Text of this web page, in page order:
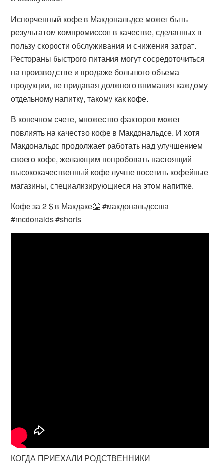
Испорченный кофе в Макдональдсе может быть
результатом компромиссов в качестве, сделанных в
пользу скорости обслуживания и снижения затрат.
Рестораны быстрого питания могут сосредоточиться
на производстве и продаже большого объема
продукции, не придавая должного внимания каждому
отдельному напитку, такому как кофе.
В конечном счете, множество факторов может
повлиять на качество кофе в Макдональдсе. И хотя
Макдональдс продолжает работать над улучшением
своего кофе, желающим попробовать настоящий
высококачественный кофе лучше посетить кофейные
магазины, специализирующиеся на этом напитке.
Кофе за 2 $ в Макдаке🤮 #макдональдссша
#mcdonalds #shorts
КОГДА ПРИЕХАЛИ РОДСТВЕННИКИ